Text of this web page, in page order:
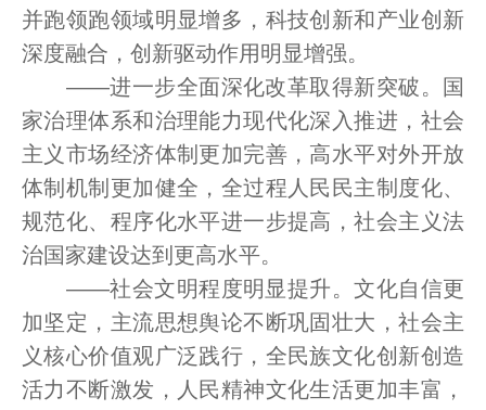
并跑领跑领域明显增多，科技创新和产业创新
深度融合，创新驱动作用明显增强。
——进一步全面深化改革取得新突破。国
家治理体系和治理能力现代化深入推进，社会
主义市场经济体制更加完善，高水平对外开放
体制机制更加健全，全过程人民民主制度化、
规范化、程序化水平进一步提高，社会主义法
治国家建设达到更高水平。
——社会文明程度明显提升。文化自信更
加坚定，主流思想舆论不断巩固壮大，社会主
义核心价值观广泛践行，全民族文化创新创造
活力不断激发，人民精神文化生活更加丰富，